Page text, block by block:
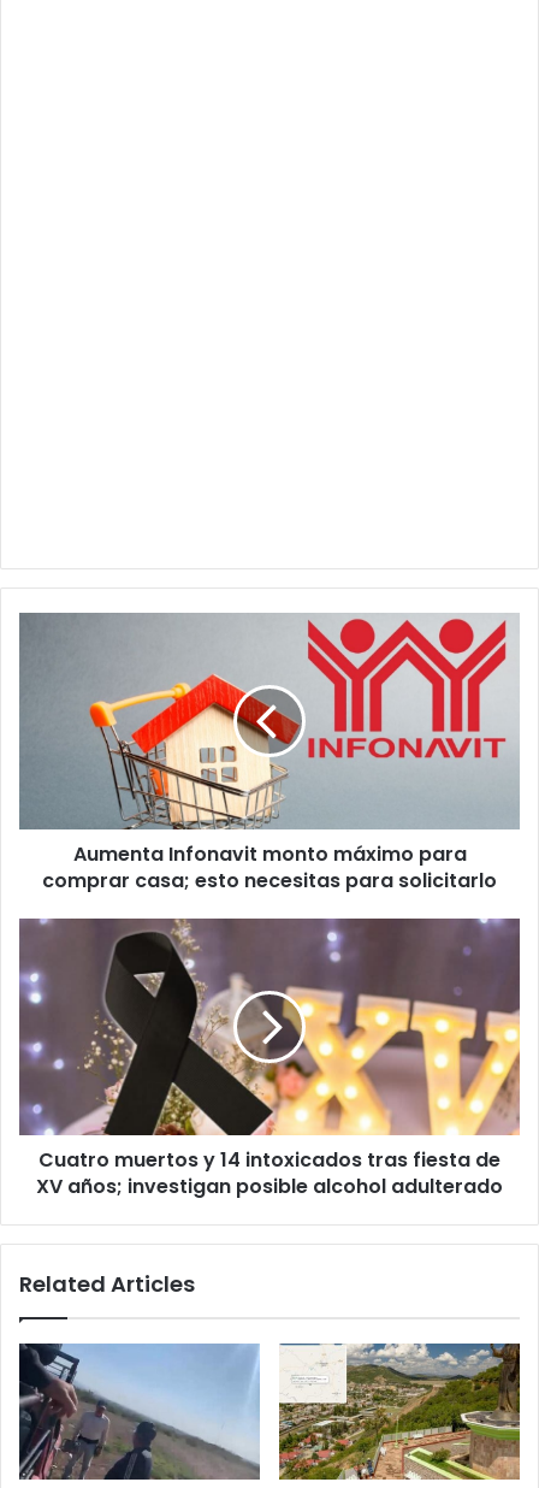
necesitas
solicitarlo
Aumenta Infonavit monto máximo para
comprar casa; esto necesitas para solicitarlo
Cuatro
y
14
intoxicados
tras
de
XV
años;
investigan
Cuatro muertos y 14 intoxicados tras fiesta de
XV años; investigan posible alcohol adulterado
Related Articles